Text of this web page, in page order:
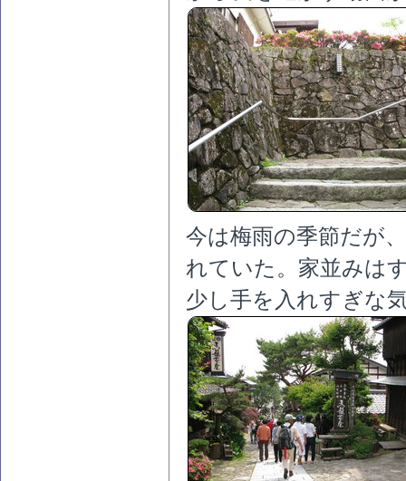
今は梅雨の季節だが
れていた。家並みは
少し手を入れすぎな